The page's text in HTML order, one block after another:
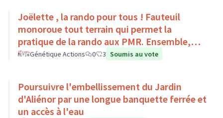
Joëlette , la rando pour tous ! Fauteuil
monoroue tout terrain qui permet la
pratique de la rando aux PMR. Ensemble,
faisons du sport :)
Génétique Actions 0 3 Soumis au vote
Poursuivre l'embellissement du Jardin
d'Aliénor par une longue banquette ferrée et
un accès à l'eau